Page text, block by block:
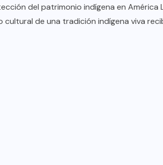
del patrimonio indígena en América
de una tradición indígena viva
JULIO 30, 2026